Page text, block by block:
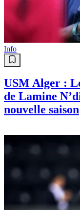
Info
USM Alger :
de Lamine
nouvelle saison